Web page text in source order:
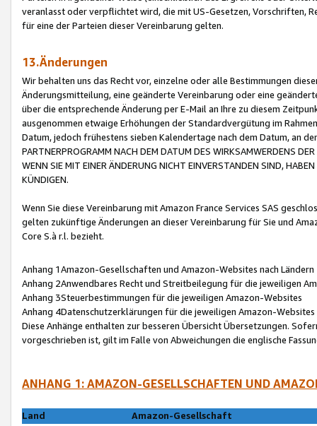
veranlasst oder verpflichtet wird, die mit US-Gesetzen, Vorschriften,
für eine der Parteien dieser Vereinbarung gelten.
13.Änderungen
Wir behalten uns das Recht vor, einzelne oder alle Bestimmungen
Änderungsmitteilung, eine geänderte Vereinbarung oder eine
über die entsprechende Änderung per E-Mail an Ihre zu diesem
ausgenommen etwaige Erhöhungen der Standardvergütung im
Datum, jedoch frühestens sieben Kalendertage nach dem Datum, an
PARTNERPROGRAMM NACH DEM DATUM DES WIRKSAMWERDENS
WENN SIE MIT EINER ÄNDERUNG NICHT EINVERSTANDEN SIND,
KÜNDIGEN.
Wenn Sie diese Vereinbarung mit Amazon France Services SAS
gelten zukünftige Änderungen an dieser Vereinbarung für Sie und
Core S.à r.l. bezieht.
Anhang 1Amazon-Gesellschaften und Amazon-Websites nach Ländern
Anhang 2Anwendbares Recht und Streitbeilegung für die jeweiligen
Anhang 3Steuerbestimmungen für die jeweiligen Amazon-Websites
Anhang 4Datenschutzerklärungen für die jeweiligen Amazon-Websites
Diese Anhänge enthalten zur besseren Übersicht Übersetzungen.
vorgeschrieben ist, gilt im Falle von Abweichungen die englische
ANHANG 1: AMAZON-GESELLSCHAFTEN UND
Land
Amazon-Gesellschaft